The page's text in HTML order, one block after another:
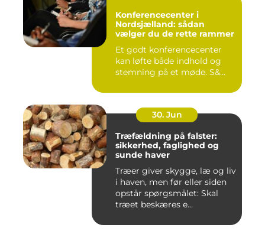
Konferencecenter i
Nordsjælland: sådan
vælger du de rette rammer
Et godt konferencecenter
kan løfte både indhold og
stemning på et møde. S&...
30. Jun
Træfældning på falster:
sikkerhed, faglighed og
sunde haver
Træer giver skygge, læ og liv
i haven, men før eller siden
opstår spørgsmålet: Skal
træet beskæres e...